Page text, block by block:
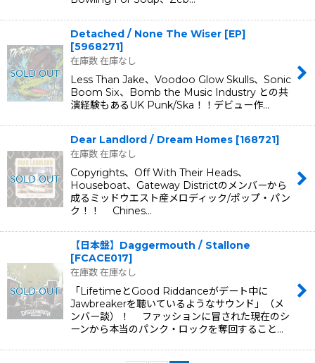
Detached / None The Wiser [EP]
[5968271]
在庫数 在庫なし
Less Than Jake、Voodoo Glow Skulls、Sonic
Boom Six、Bomb the Music Industry との共
演経験もあるUK Punk/Ska！！デビュー作…
Dear Landlord / Dream Homes [168721]
在庫数 在庫なし
Copyrights、Off With Their Heads、
Houseboat、Gateway Districtのメンバーから
成るミッドウエスト産メロディック/ポップ・パン
ク！！ Chines…
【日本盤】Daggermouth / Stallone
[FCACE017]
在庫数 在庫なし
「LifetimeとGood Riddanceがデート中に
Jawbreakerを聴いているようなサウンド」（メ
ンバー談）！ ファッションに冒された現在のシ
ーンから本当のパンク・ロックを奪回すること…